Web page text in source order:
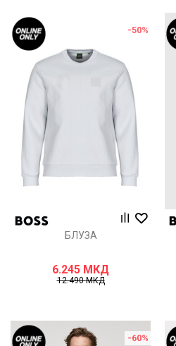
-50%
БЛУЗА
6.245 МКД
12.490МКД
-60%